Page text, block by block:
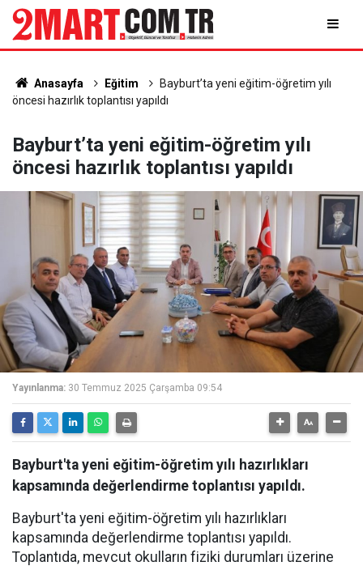
Anasayfa Eğitim
Bayburt’ta yeni eğitim-öğretim yılı
öncesi hazırlık toplantısı yapıldı
Bayburt’ta yeni eğitim-öğretim yılı
öncesi hazırlık toplantısı yapıldı
Yayınlanma: 30 Temmuz 2025 Çarşamba 09:54
Bayburt'ta yeni eğitim-öğretim yılı hazırlıkları
kapsamında değerlendirme toplantısı yapıldı.
Bayburt'ta yeni eğitim-öğretim yılı hazırlıkları
kapsamında değerlendirme toplantısı yapıldı.
Toplantıda, mevcut okulların fiziki durumları üzerine